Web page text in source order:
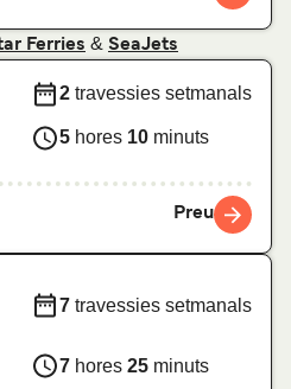
Ferries & SeaJets
2 travessies setmanals
5 hores 10 minuts
Preu
7 travessies setmanals
7 hores 25 minuts